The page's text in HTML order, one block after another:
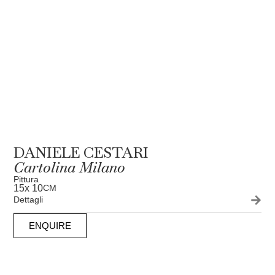
DANIELE CESTARI
Cartolina Milano
Pittura
15x 10CM
Dettagli
ENQUIRE